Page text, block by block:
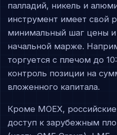
палладий, никель и
инструмент имеет свой
минимальный шаг цены и
начальной марже.
торгуется с плечом до
контроль позиции на
вложенного капитала.
Кроме MOEX,
доступ к зарубежным